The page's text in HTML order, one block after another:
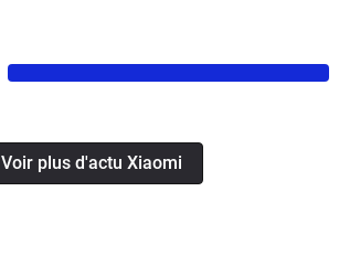
Voir plus d'actu Xiaomi